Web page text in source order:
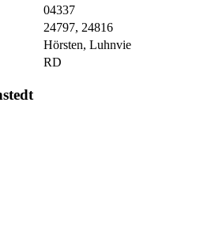
04337
24797, 24816
Hörsten, Luhnvie
RD